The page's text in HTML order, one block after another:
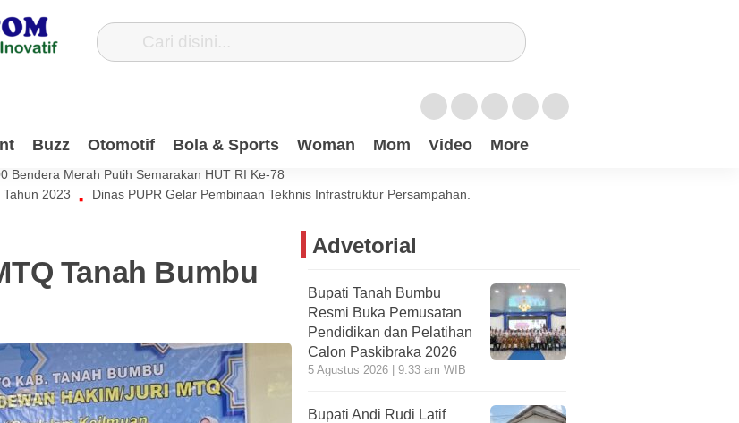
Buzz Otomotif Bola & Sports Woman Mom Video More
Ikut Berkontribusi Untuk Negeri
Bendera Merah Putih Semarakan HUT RI Ke-78
2023
Dinas PUPR Gelar Pembinaan Tekhnis Infrastruktur Persampahan.
Tanah Bumbu
Advetorial
Bupati Tanah Bumbu
Resmi Buka Pemusatan
Pendidikan dan Pelatihan
Calon Paskibraka 2026
5 Agustus 2026 | 9:33 am WIB
Bupati Andi Rudi Latif